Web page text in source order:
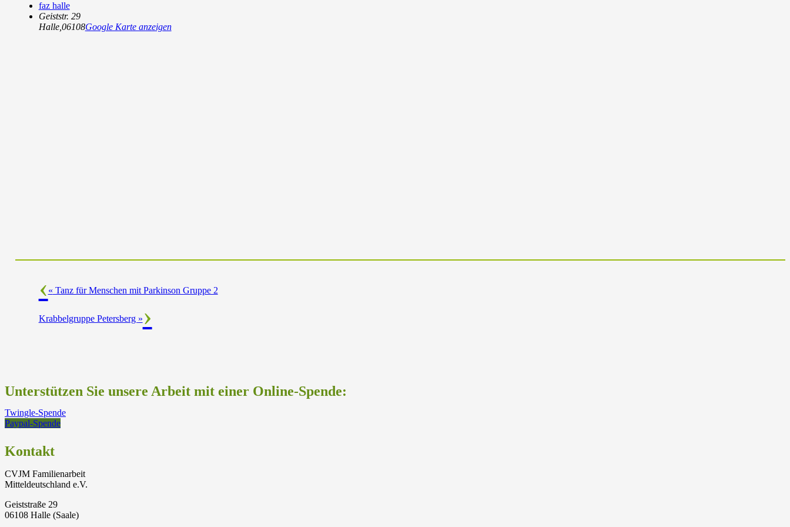
faz halle
Geiststr. 29
Halle, 06108Google Karte anzeigen
« Tanz für Menschen mit Parkinson Gruppe 2
Krabbelgruppe Petersberg »
Unterstützen Sie unsere Arbeit mit einer Online-Spende:
Twingle-Spende
Paypal-Spende
Kontakt
CVJM Familienarbeit
Mitteldeutschland e.V.
Geiststraße 29
06108 Halle (Saale)